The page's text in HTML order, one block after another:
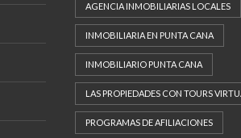
AGENCIA INMOBILIARIAS LOCALES
INMOBILIARIA EN PUNTA CANA
INMOBILIARIO PUNTA CANA
LAS PROPIEDADES CON TOURS
PROGRAMAS DE AFILIACIONES